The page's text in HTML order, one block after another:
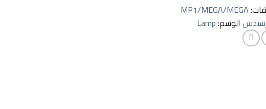
MP1/MEGA/MEGA
الوسم:Lamp